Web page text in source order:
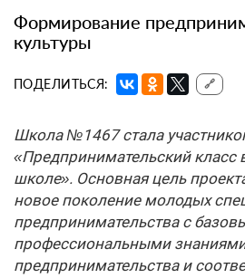
Формирование
культуры
ПОДЕЛИТЬСЯ: 🔗
Школа №1467 стала
«Предпринимательский класс
школе». Основная цель
новое поколение молодых
предпринимательства с
профессиональными
предпринимательства и